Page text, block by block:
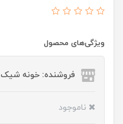
ویژگی‌های محصول
فروشنده: خونه شیک
ناموجود